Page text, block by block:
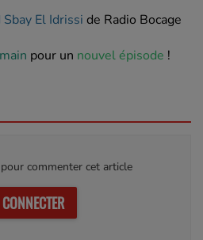
Sbay El Idrissi de Radio Bocage
pour un nouvel épisode !
commenter cet article